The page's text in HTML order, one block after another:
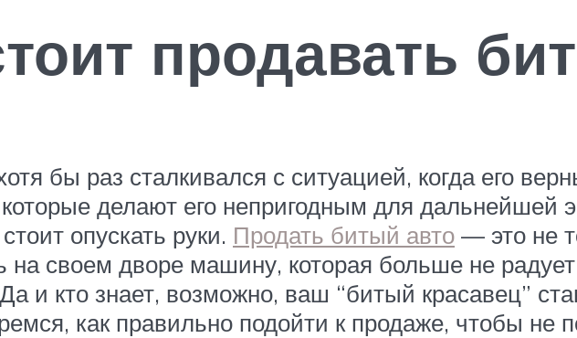
продавать
бы раз сталкивался с ситуацией, когда его
делают его непригодным для дальнейшей
опускать руки. Продать битый авто — это не
на своем дворе машину, которая больше не
и кто знает, возможно, ваш “битый красавец”
как правильно подойти к продаже, чтобы не